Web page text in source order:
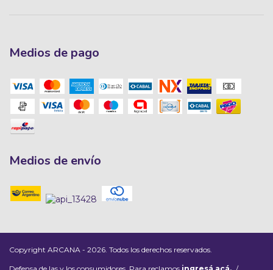
Medios de pago
Medios de envío
Copyright ARCANA - 2026. Todos los derechos reservados.